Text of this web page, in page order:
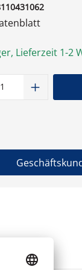
Lieferzeit 1-2
Anzahl: